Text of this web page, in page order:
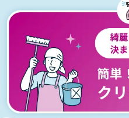
かさばる衣類を
お店に行かずにク
から
大切な服をちゃん
かったから